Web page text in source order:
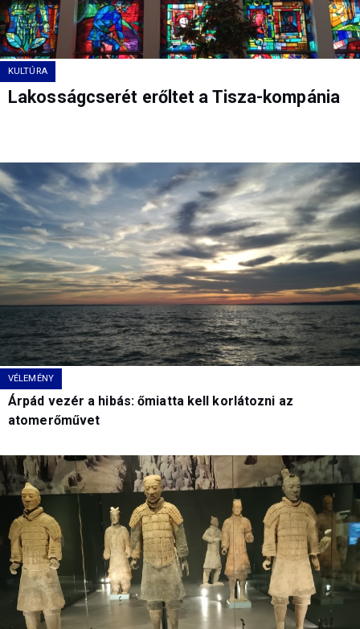
KULTÚRA
Lakosságcserét erőltet a Tisza-kompánia
VÉLEMÉNY
Árpád vezér a hibás: őmiatta kell korlátozni az
atomerőművet